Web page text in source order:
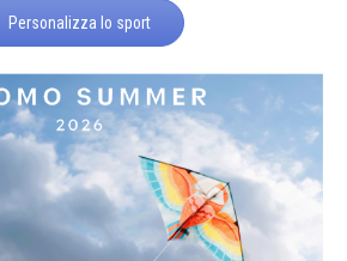
Personalizza lo sport